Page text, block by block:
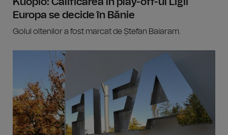
Europa se decide în Bănie
Golul oltenilor a fost marcat de Ștefan Baiaram.